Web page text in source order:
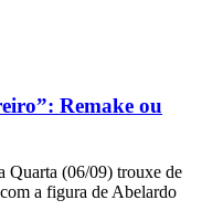
Remake ou
Quarta (06/09) trouxe de
a figura de Abelardo